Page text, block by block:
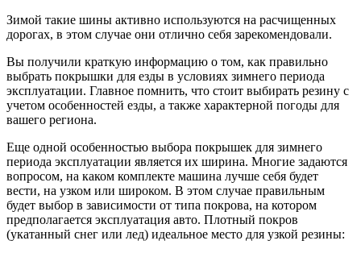
Зимой такие шины активно используются на расчищенных
дорогах, в этом случае они отлично себя зарекомендовали.
Вы получили краткую информацию о том, как правильно
выбрать покрышки для езды в условиях зимнего периода
эксплуатации. Главное помнить, что стоит выбирать резину с
учетом особенностей езды, а также характерной погоды для
вашего региона.
Еще одной особенностью выбора покрышек для зимнего
периода эксплуатации является их ширина. Многие задаются
вопросом, на каком комплекте машина лучше себя будет
вести, на узком или широком. В этом случае правильным
будет выбор в зависимости от типа покрова, на котором
предполагается эксплуатация авто. Плотный покров
(укатанный снег или лед) идеальное место для узкой резины: